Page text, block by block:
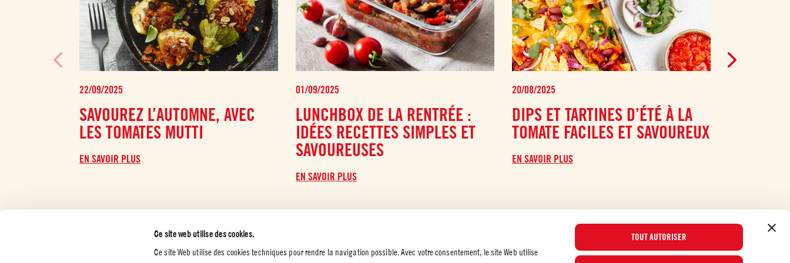
Ce site web utilise des cookies.
Ce site Web utilise des cookies techniques pour rendre la navigation possible. Avec votre consentement, le site Web utilise
TOUT AUTORISER
22/09/2025
SAVOUREZ L’AUTOMNE, AVEC
LES TOMATES MUTTI
EN SAVOIR PLUS
01/09/2025
LUNCHBOX DE LA RENTRÉE :
IDÉES RECETTES SIMPLES ET
SAVOUREUSES
EN SAVOIR PLUS
20/08/2025
DIPS ET TARTINES D’ÉTÉ À LA
TOMATE FACILES ET SAVOUREUX
EN SAVOIR PLUS